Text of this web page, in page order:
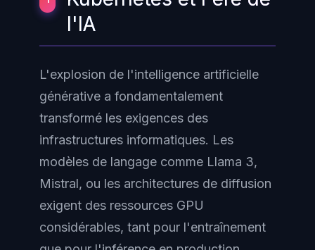
l'IA
L'explosion de l'intelligence artificielle
générative a fondamentalement
transformé les exigences des
infrastructures informatiques. Les
modèles de langage comme Llama 3,
Mistral, ou les architectures de diffusion
exigent des ressources GPU
considérables, tant pour l'entraînement